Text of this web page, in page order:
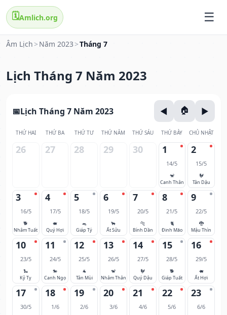
🗓️Amlich.org
Âm Lịch > Năm 2023 >Tháng 7
Lịch Tháng 7 Năm 2023
Lịch Tháng 7 Năm 2023
THỨ HAI THỨ BA THỨ TƯ THỨ NĂM THỨ SÁU THỨ BẢY CHỦ NHẬT
26 27 28 29 30 1
14/5
🐒
Canh Thân
2
15/5
🐓
Tân Dậu
3
16/5
🐕
Nhâm Tuất
4
17/5
🐖
Quý Hợi
5
18/5
🐀
Giáp Tý
6
19/5
🐂
Ất Sửu
7
20/5
🐅
Bính Dần
8
21/5
🐈
Đinh Mão
9
22/5
🐉
Mậu Thìn
10
23/5
🐍
Kỷ Tỵ
11
24/5
🐎
Canh Ngọ
12
25/5
🐐
Tân Mùi
13
26/5
🐒
Nhâm Thân
14
27/5
🐓
Quý Dậu
15
28/5
🐕
Giáp Tuất
16
29/5
🐖
Ất Hợi
17
30/5
18
1/6
19
2/6
20
3/6
21
4/6
22
5/6
23
6/6